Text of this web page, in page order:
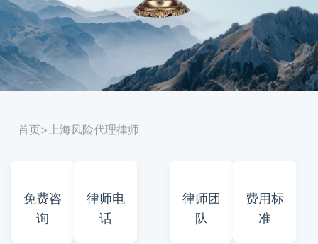
首页>上海风险代理律师
免费咨
询
律师电
话
律师团
队
费用标
准